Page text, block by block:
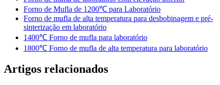
Forno de Mufla de 1200℃ para Laboratório
Forno de mufla de alta temperatura para desbobinagem e pré-
sinterização em laboratório
1400℃ Forno de mufla para laboratório
1800℃ Forno de mufla de alta temperatura para laboratório
Artigos relacionados